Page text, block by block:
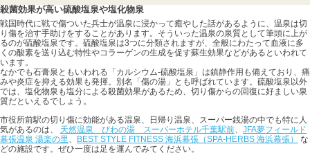
殺菌効果が高い硫酸塩泉や塩化物泉
戦国時代に戦で傷ついた兵士が温泉に浸かって癒やした話があるように、温泉は切
り傷を治す手助けをすることがあります。そういった温泉の泉質として筆頭に上が
るのが硫酸塩泉です。硫酸塩泉は3つに分類されますが、全般にわたって血液に多
くの酸素を送り込む特性やコラーゲンの生成を促す蘇生効果などがあるといわれて
います。
なかでも石膏泉ともいわれる「カルシウム-硫酸塩泉」は鎮静作用も備えており、痛
みや炎症を抑える効果も発揮。別名「傷の湯」とも呼ばれています。硫酸塩泉以外
では、塩化物泉も塩分による殺菌効果があるため、切り傷からの回復に好ましい泉
質だといえるでしょう。
市役所前駅の切り傷に効能がある温泉、日帰り温泉、スーパー銭湯の中でも特に人
気があるのは、 天然温泉 びわの湯 スーパーホテル千葉駅前、 JFA夢フィールド
幕張温泉 湯楽の里、 BEST STYLE FITNESS 海浜幕張（SPA-HERBS 海浜幕張）
な
どの施設です。ぜひ一度は足を運んでみてください。